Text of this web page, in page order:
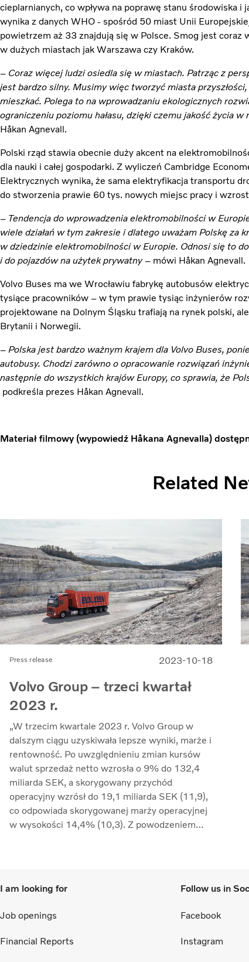
cieplarnianych, co wpływa na poprawę stanu środowiska
wynika z danych WHO - spośród 50 miast Unii
powietrzem aż 33 znajdują się w Polsce. Smog jest coraz
w dużych miastach jak Warszawa czy Kraków.
– Coraz więcej ludzi osiedla się w miastach. Patrząc z
jest bardzo silny. Musimy więc tworzyć miasta
mieszkać. Polega to na wprowadzaniu ekologicznych
ograniczeniu poziomu hałasu, dzięki czemu jakość życia
Håkan Agnevall.
Polski rząd stawia obecnie duży akcent na
dla nauki i całej gospodarki. Z wyliczeń Cambridge
Elektrycznych wynika, że sama elektryfikacja transportu
do stworzenia prawie 60 tys. nowych miejsc pracy i
– Tendencja do wprowadzenia elektromobilności w
wiele działań w tym zakresie i dlatego uważam Polskę za
w dziedzinie elektromobilności w Europie. Odnosi się to
i do pojazdów na użytek prywatny – mówi Håkan Agnevall.
Volvo Buses ma we Wrocławiu fabrykę autobusów
tysiące pracowników – w tym prawie tysiąc inżynierów
projektowane na Dolnym Śląsku trafiają na rynek polski,
Brytanii i Norwegii.
– Polska jest bardzo ważnym krajem dla Volvo Buses,
autobusy. Chodzi zarówno o opracowanie rozwiązań
następnie do wszystkich krajów Europy, co sprawia, że
podkreśla prezes Håkan Agnevall.
Materiał filmowy (wypowiedź Håkana Agnevalla)
Related
Press release 2023-10-18
Volvo Group – trzeci kwartał
2023 r.
„W trzecim kwartale 2023 r. Volvo Group w
dalszym ciągu uzyskiwała lepsze wyniki, marże i
rentowność. Po uwzględnieniu zmian kursów
walut sprzedaż netto wzrosła o 9% do 132,4
miliarda SEK, a skorygowany przychód
operacyjny wzrósł do 19,1 miliarda SEK (11,9),
co odpowiada skorygowanej marży operacyjnej
w wysokości 14,4% (10,3). Z powodzeniem
(27,4)” – mówi Martin Lundstedt, prezes i
I am looking for
Job openings
Financial Reports
Follow us in
Facebook
Instagram